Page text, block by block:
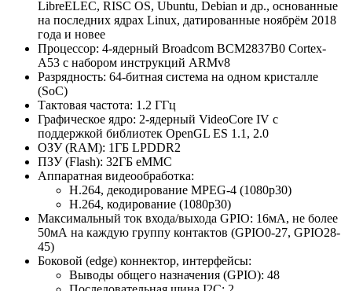
LibreELEC, RISC OS, Ubuntu, Debian и др., основанные
на последних ядрах Linux, датированные ноябрём 2018
года и новее
Процессор: 4-ядерный Broadcom BCM2837B0 Cortex-
A53 с набором инструкций ARMv8
Разрядность: 64-битная система на одном кристалле
(SoC)
Тактовая частота: 1.2 ГГц
Графическое ядро: 2-ядерный VideoCore IV с
поддержкой библиотек OpenGL ES 1.1, 2.0
ОЗУ (RAM): 1ГБ LPDDR2
ПЗУ (Flash): 32ГБ eMMC
Аппаратная видеообработка:
H.264, декодирование MPEG-4 (1080p30)
H.264, кодирование (1080p30)
Максимальный ток входа/выхода GPIO: 16мА, не более
50мА на каждую группу контактов (GPIO0-27, GPIO28-
45)
Боковой (edge) коннектор, интерфейсы:
Выводы общего назначения (GPIO): 48